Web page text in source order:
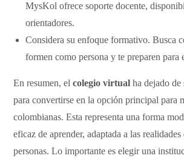
MysKol ofrece soporte docente,
orientadores.
Considera su enfoque formativo. Busca
formen como persona y te preparen para
En resumen, elcolegio virtual ha dejado de
para convertirse en la opción principal para
colombianas. Esta representa una forma
eficaz de aprender, adaptada a las
personas. Lo importante es elegir una